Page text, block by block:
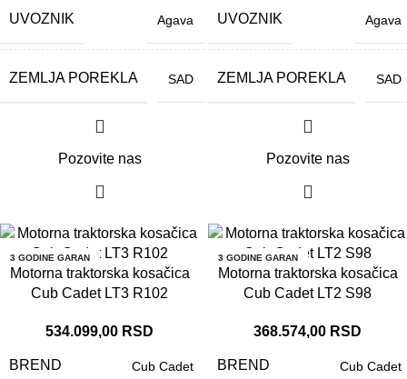
UVOZNIK Agava
ZEMLJA POREKLA SAD
Pozovite nas
UVOZNIK Agava
ZEMLJA POREKLA SAD
Pozovite nas
3 GODINE GARAN
CIJA
Motorna traktorska kosačica
Cub Cadet LT3 R102
534.099,00 RSD
BREND Cub Cadet
3 GODINE GARAN
CIJA
Motorna traktorska kosačica
Cub Cadet LT2 S98
368.574,00 RSD
BREND Cub Cadet